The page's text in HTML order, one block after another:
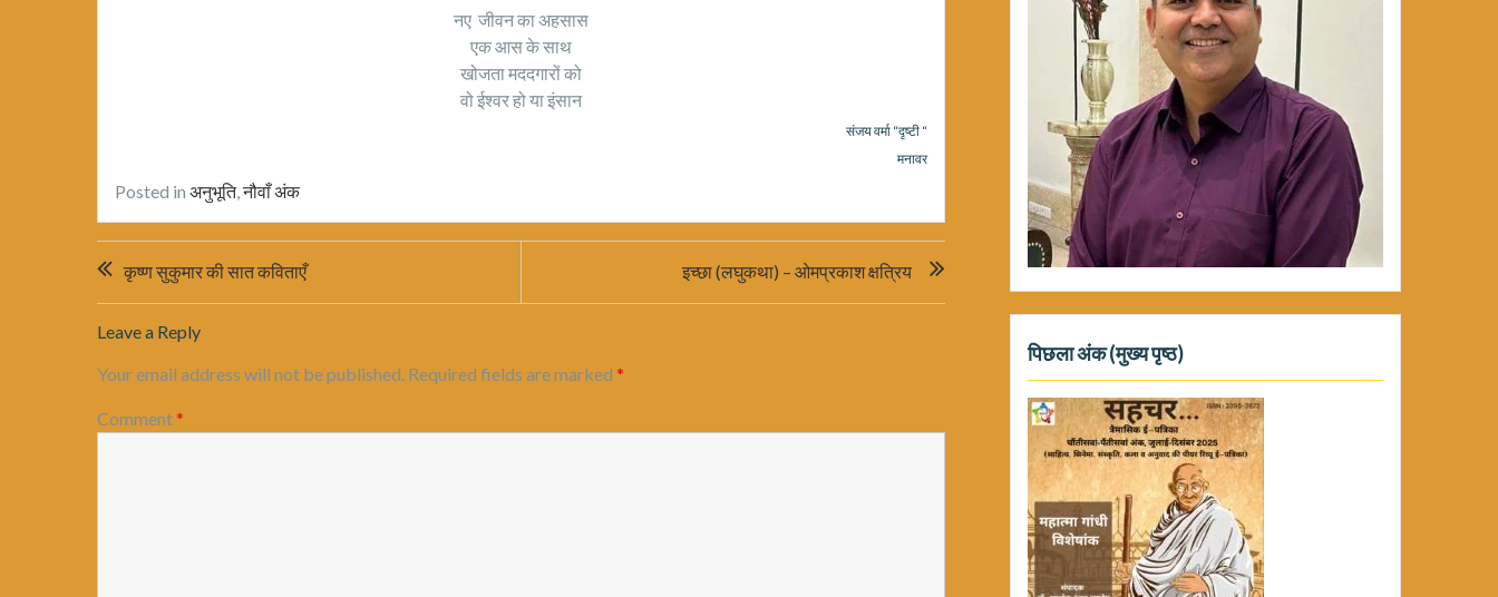
नए जीवन का अहसास
एक आस के साथ
खोजता मददगारों को
वो ईश्वर हो या इंसान
संजय वर्मा “दृष्टी “
मनावर
Posted in अनुभूति,नौवाँ अंक
Post
navigation
कृष्ण सुकुमार की सात कविताएँ इच्छा (लघुकथा) – ओमप्रकाश क्षत्रिय
Leave a Reply
Your email address will not be published. Required fields are marked *
Comment*
पिछला अंक (मुख्य पृष्ठ)